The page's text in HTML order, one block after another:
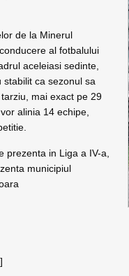
de la Minerul
al fotbalului
aceleiasi sedinte,
ca sezonul sa
mai exact pe 29
alinia 14 echipe,
prezenta in Liga a IV-a,
municipiul